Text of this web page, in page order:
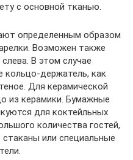
с основной тканью.
определенным образом
Возможен также
В этом случае
кольцо-держатель, как
Для керамической
из керамики. Бумажные
для коктейльных
количества гостей,
или специальные